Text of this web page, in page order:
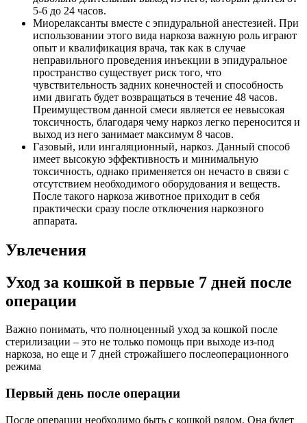
5-6 до 24 часов.
Миорелаксанты вместе с эпидуральной анестезией. При
использовании этого вида наркоза важную роль играют
опыт и квалификация врача, так как в случае
неправильного проведения инъекции в эпидуральное
пространство существует риск того, что
чувствительность задних конечностей и способность
ими двигать будет возвращаться в течение 48 часов.
Преимуществом данной смеси является ее невысокая
токсичность, благодаря чему наркоз легко переносится и
выход из него занимает максимум 8 часов.
Газовый, или ингаляционный, наркоз. Данный способ
имеет высокую эффективность и минимальную
токсичность, однако применяется он нечасто в связи с
отсутствием необходимого оборудования и веществ.
После такого наркоза животное приходит в себя
практически сразу после отключения наркозного
аппарата.
Увлечения
Уход за кошкой в первые 7 дней после
операции
Важно понимать, что полноценный уход за кошкой после
стерилизации – это не только помощь при выходе из-под
наркоза, но еще и 7 дней строжайшего послеоперационного
режима
Первый день после операции
После операции необходимо быть с кошкой рядом. Она будет